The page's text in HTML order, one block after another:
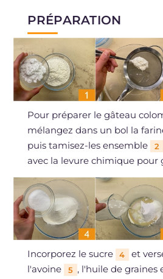
PRÉPARATION
Pour préparer le gâteau
mélangez dans un bol la
puis tamisez-les ensemble
2
avec la levure chimique pour
Incorporez le sucre 4
et
l'avoine
5 , l'huile de graines